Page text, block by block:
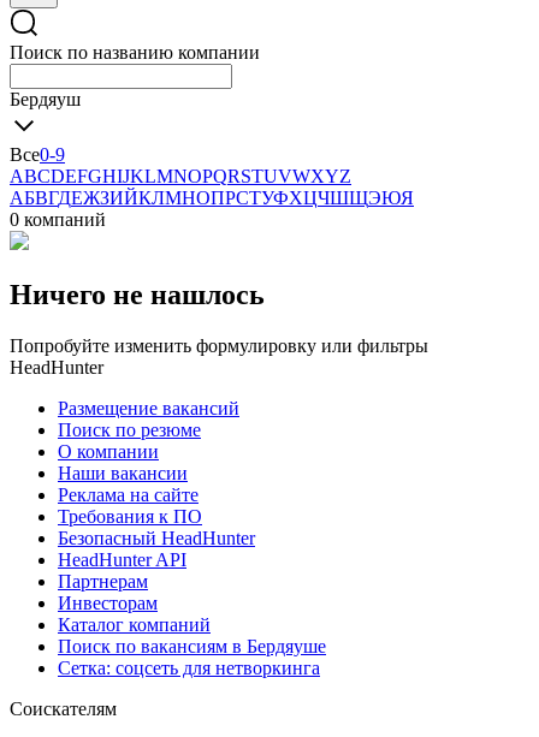
Поиск по названию компании
Бердяуш
Все0-9
ABCDEFGHIJKLMNOPQRSTUVWXYZ
АБВГДЕЖЗИЙКЛМНОПРСТУФХЦЧШЩЭЮЯ
0 компаний
Ничего не нашлось
Попробуйте изменить формулировку или фильтры
HeadHunter
Размещение вакансий
Поиск по резюме
О компании
Наши вакансии
Реклама на сайте
Требования к ПО
Безопасный HeadHunter
HeadHunter API
Партнерам
Инвесторам
Каталог компаний
Поиск по вакансиям в Бердяуше
Сетка: соцсеть для нетворкинга
Соискателям